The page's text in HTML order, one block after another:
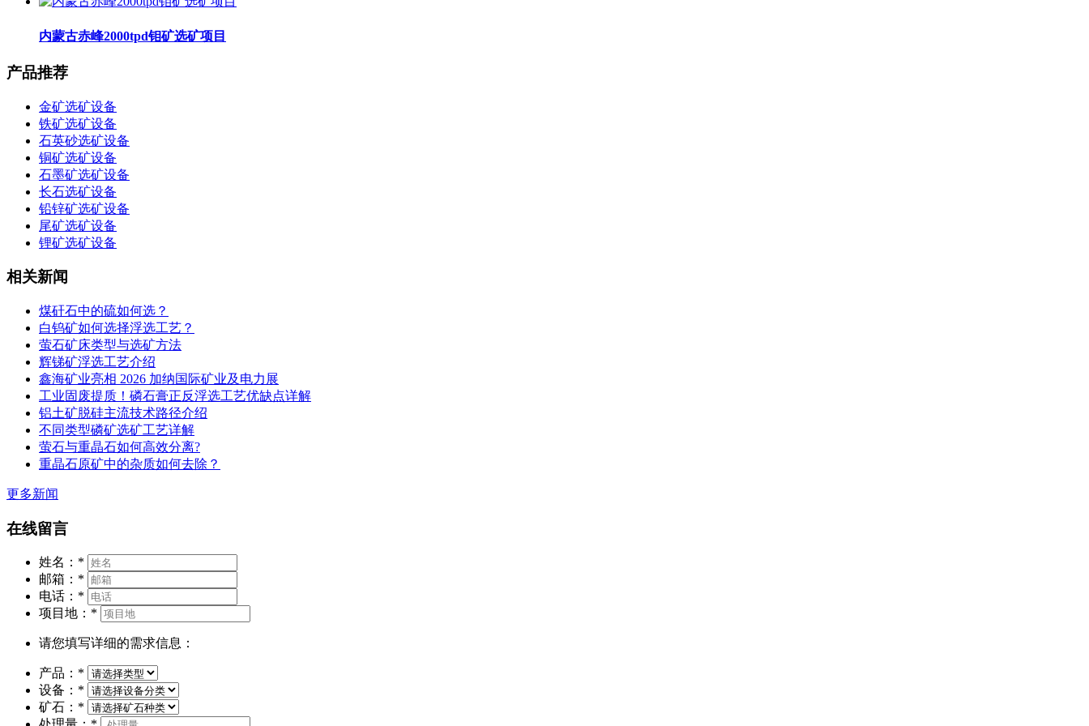
内蒙古赤峰2000tpd钼矿选矿项目
产品推荐
金矿选矿设备
铁矿选矿设备
石英砂选矿设备
铜矿选矿设备
石墨矿选矿设备
长石选矿设备
铅锌矿选矿设备
尾矿选矿设备
锂矿选矿设备
相关新闻
煤矸石中的硫如何选？
白钨矿如何选择浮选工艺？
萤石矿床类型与选矿方法
辉锑矿浮选工艺介绍
鑫海矿业亮相 2026 加纳国际矿业及电力展
工业固废提质！磷石膏正反浮选工艺优缺点详解
铝土矿脱硅主流技术路径介绍
不同类型磷矿选矿工艺详解
萤石与重晶石如何高效分离?
重晶石原矿中的杂质如何去除？
更多新闻
在线留言
姓名： *
邮箱： *
电话： *
项目地： *
请您填写详细的需求信息：
产品： *
设备： *
矿石： *